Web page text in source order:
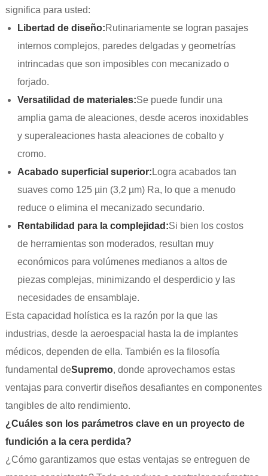
significa para usted:
Libertad de diseño:Rutinariamente se logran pasajes
internos complejos, paredes delgadas y geometrías
intrincadas que son imposibles con mecanizado o
forjado.
Versatilidad de materiales:Se puede fundir una
amplia gama de aleaciones, desde aceros inoxidables
y superaleaciones hasta aleaciones de cobalto y
cromo.
Acabado superficial superior:Logra acabados tan
suaves como 125 µin (3,2 µm) Ra, lo que a menudo
reduce o elimina el mecanizado secundario.
Rentabilidad para la complejidad:Si bien los costos
de herramientas son moderados, resultan muy
económicos para volúmenes medianos a altos de
piezas complejas, minimizando el desperdicio y las
necesidades de ensamblaje.
Esta capacidad holística es la razón por la que las
industrias, desde la aeroespacial hasta la de implantes
médicos, dependen de ella. También es la filosofía
fundamental deSupremo, donde aprovechamos estas
ventajas para convertir diseños desafiantes en componentes
tangibles de alto rendimiento.
¿Cuáles son los parámetros clave en un proyecto de
fundición a la cera perdida?
¿Cómo garantizamos que estas ventajas se entreguen de